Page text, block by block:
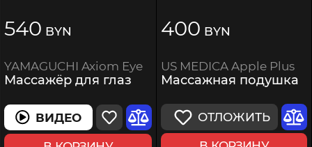
540 BYN
YAMAGUCHI Axiom Eye
Массажёр для глаз
ВИДЕО
400 BYN
US MEDICA Apple Plus
Массажная подушка
ОТЛОЖИТЬ